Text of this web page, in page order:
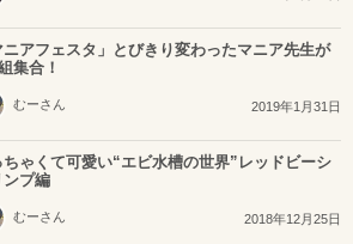
ニアフェスタ」とびきり変わったマニア先生が
集合！
むーさん 2019年1月31日
ちゃくて可愛い“エビ水槽の世界”レッドビーシ
ンプ編
むーさん 2018年12月25日